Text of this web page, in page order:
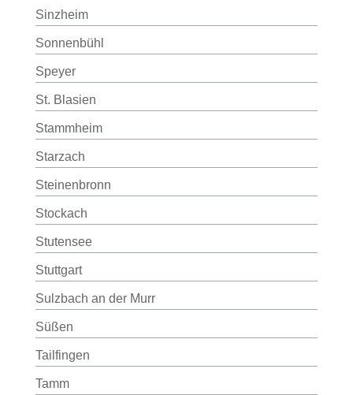
Sinzheim
Sonnenbühl
Speyer
St. Blasien
Stammheim
Starzach
Steinenbronn
Stockach
Stutensee
Stuttgart
Sulzbach an der Murr
Süßen
Tailfingen
Tamm